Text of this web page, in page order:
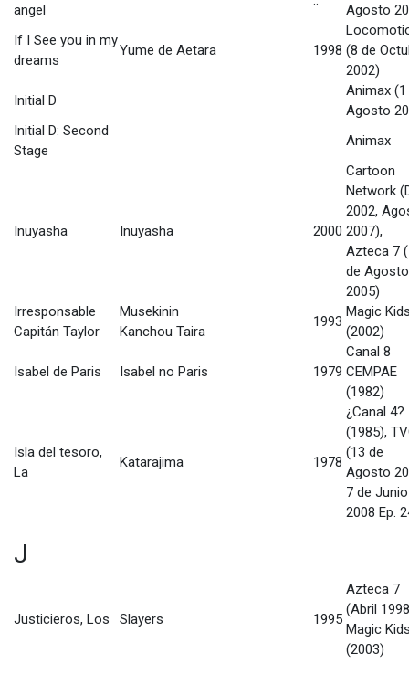
angel
Agosto
If I See you in my
dreams
Yume de Aetara 1998 (8 de
2002)
Initial D
Animax (1
Agosto
Initial D: Second
Stage
Animax
Inuyasha Inuyasha 2000
Cartoon
Network
2002,
2007),
Azteca 7
de Agosto
2005)
Irresponsable
Capitán Taylor
Musekinin
Kanchou Taira
1993
Magic
(2002)
Isabel de Paris Isabel no Paris 1979
Canal 8
CEMPAE
(1982)
Isla del tesoro,
La
Katarajima 1978
¿Canal 4?
(1985),
(13 de
Agosto
7 de Junio
2008 Ep.
J
Justicieros, Los Slayers 1995
Azteca 7
(Abril
Magic
(2003)